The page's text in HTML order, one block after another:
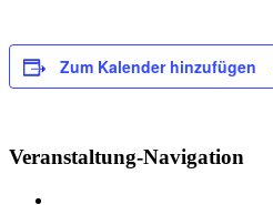
Zum Kalender hinzufügen
Veranstaltung-Navigation